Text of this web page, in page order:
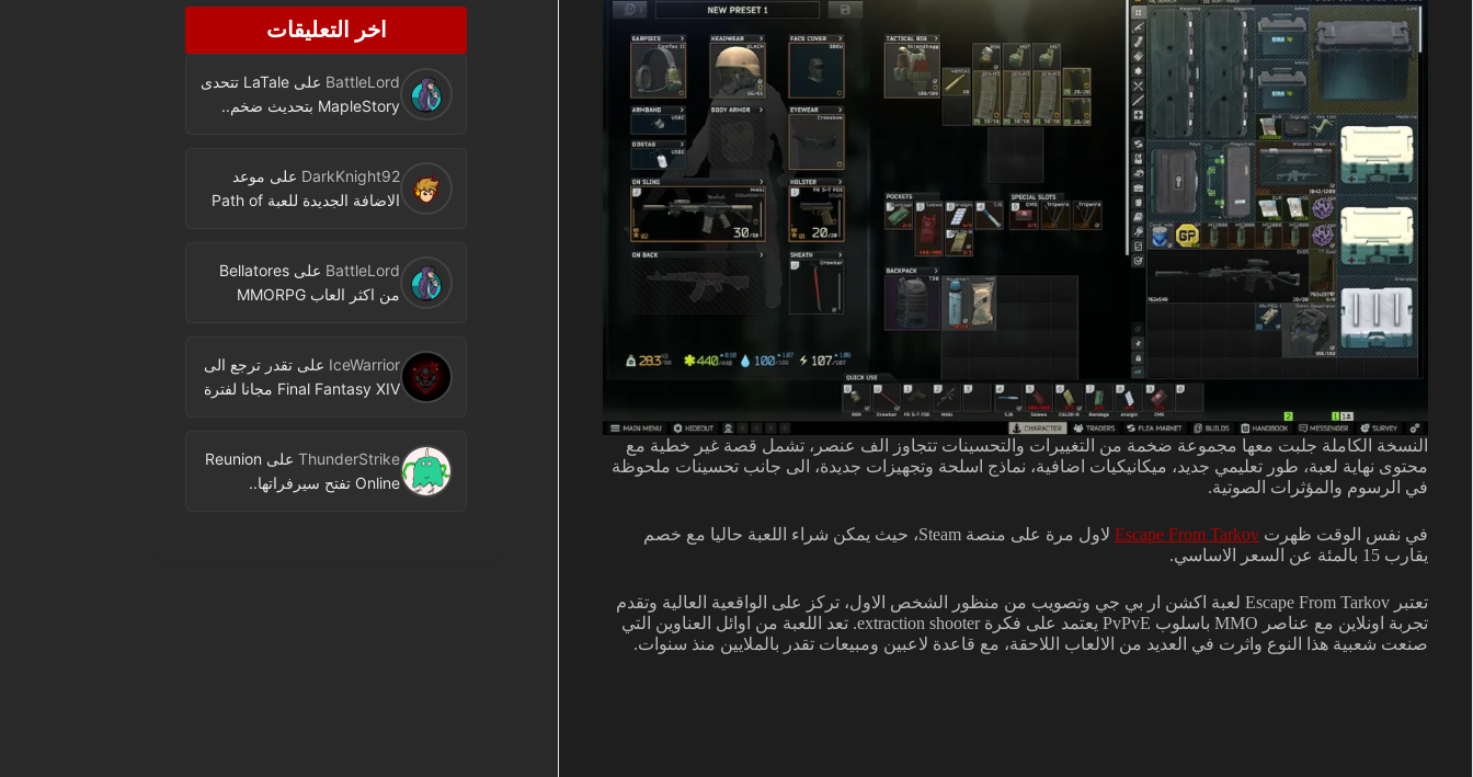
النسخة الكاملة جلبت معها مجموعة ضخمة من التغييرات والتحسينات تتجاوز الف عنصر، تشمل قصة غير خطية مع
محتوى نهاية لعبة، طور تعليمي جديد، ميكانيكيات اضافية، نماذج اسلحة وتجهيزات جديدة، الى جانب تحسينات ملحوظة
في الرسوم والمؤثرات الصوتية.
في نفس الوقت ظهرت Escape From Tarkov
لاول مرة على منصة Steam، حيث يمكن شراء اللعبة حاليا مع خصم
يقارب 15 بالمئة عن السعر الاساسي.
تعتبر Escape From Tarkov لعبة اكشن ار بي جي وتصويب من منظور الشخص الاول، تركز على الواقعية العالية وتقدم
تجربة اونلاين مع عناصر MMO باسلوب PvPvE يعتمد على فكرة extraction shooter. تعد اللعبة من اوائل العناوين التي
صنعت شعبية هذا النوع واثرت في العديد من الالعاب اللاحقة، مع قاعدة لاعبين ومبيعات تقدر بالملايين منذ سنوات.
اخر التعليقات
BattleLord على
LaTale تتحدى
MapleStory بتحديث ضخم..
DarkKnight92 على موعد
الاضافة الجديدة للعبة Path of
BattleLord علىBellatores
من اكثر العاب MMORPG
النشر
IceWarrior علىتقدر ترجع الى
Final Fantasy XIV مجانا لفترة
ThunderStrike على Reunion
Online تفتح سيرفراتها..